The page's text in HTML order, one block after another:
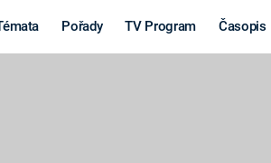
Pořady TV Program Časopis